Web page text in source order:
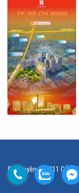
Bản quyền © 2011 CÔNG